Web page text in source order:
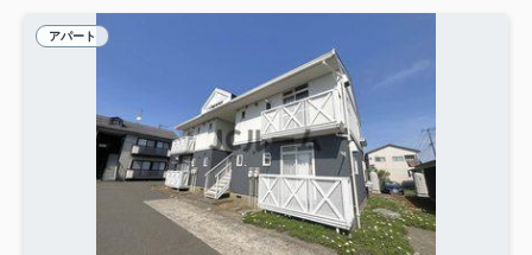
アパート